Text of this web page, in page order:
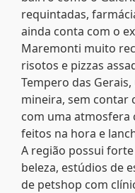
requintadas,
ainda conta com o
Maremonti muito
risotos e pizzas
Tempero das
mineira, sem contar
com uma atmosfera
feitos na hora e
A região possui
beleza, estúdios de
de petshop com